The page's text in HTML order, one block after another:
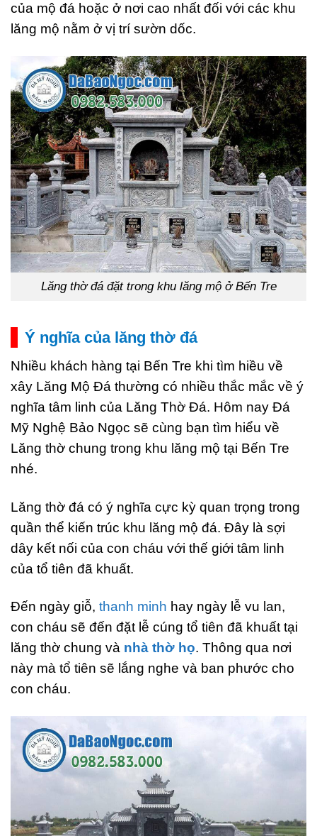
của mộ đá hoặc ở nơi cao nhất đối với các khu
lăng mộ nằm ở vị trí sườn dốc.
Lăng thờ đá đặt trong khu lăng mộ ở Bến Tre
Ý nghĩa của lăng thờ đá
Nhiều khách hàng tại Bến Tre khi tìm hiều về
xây Lăng Mộ Đá thường có nhiều thắc mắc về ý
nghĩa tâm linh của Lăng Thờ Đá. Hôm nay Đá
Mỹ Nghệ Bảo Ngọc sẽ cùng bạn tìm hiểu về
Lăng thờ chung trong khu lăng mộ tại Bến Tre
nhé.
Lăng thờ đá có ý nghĩa cực kỳ quan trọng trong
quần thể kiến trúc khu lăng mộ đá. Đây là sợi
dây kết nối của con cháu với thế giới tâm linh
của tổ tiên đã khuất.
Đến ngày giỗ, thanh minh hay ngày lễ vu lan,
con cháu sẽ đến đặt lễ cúng tổ tiên đã khuất tại
lăng thờ chung và nhà thờ họ. Thông qua nơi
này mà tổ tiên sẽ lắng nghe và ban phước cho
con cháu.